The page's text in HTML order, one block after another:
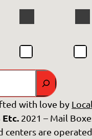
with love by
2021 – Mail
centers are